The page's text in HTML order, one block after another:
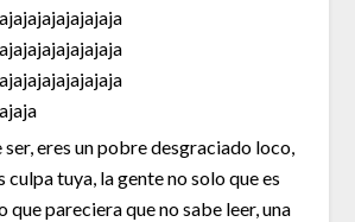
ser, eres un pobre desgraciado loco,
culpa tuya, la gente no solo que es
que pareciera que no sabe leer, una